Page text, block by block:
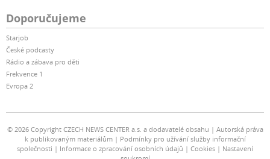
Doporučujeme
Starjob
České podcasty
Rádio a zábava pro děti
Frekvence 1
Evropa 2
© 2026 Copyright CZECH NEWS CENTER a.s. a dodavatelé obsahu
Autorská práva
k publikovaným materiálům
Podmínky pro užívání služby informační
společnosti
Informace o zpracování osobních údajů Cookies
Nastavení